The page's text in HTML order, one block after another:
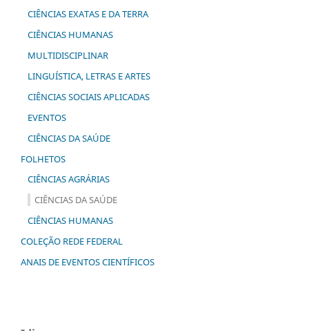
CIÊNCIAS EXATAS E DA TERRA
CIÊNCIAS HUMANAS
MULTIDISCIPLINAR
LINGUÍSTICA, LETRAS E ARTES
CIÊNCIAS SOCIAIS APLICADAS
EVENTOS
CIÊNCIAS DA SAÚDE
FOLHETOS
CIÊNCIAS AGRÁRIAS
CIÊNCIAS DA SAÚDE
CIÊNCIAS HUMANAS
COLEÇÃO REDE FEDERAL
ANAIS DE EVENTOS CIENTÍFICOS